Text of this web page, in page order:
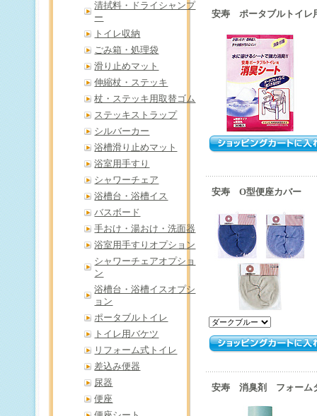
安寿 ポータブルトイレ
安寿 O型便座カバー
安寿 消臭剤 フォーム
清拭料・ドライシャンプ
ー
トイレ収納
ごみ箱・処理袋
滑り止めマット
伸縮杖・ステッキ
杖・ステッキ用取替ゴム
ステッキストラップ
シルバーカー
浴槽滑り止めマット
浴室用手すり
シャワーチェア
浴槽台・浴槽イス
バスボード
手おけ・湯おけ・洗面器
浴室用手すりオプション
シャワーチェアオプショ
ン
浴槽台・浴槽イスオプシ
ョン
ポータブルトイレ
トイレ用バケツ
リフォーム式トイレ
差込み便器
尿器
便座